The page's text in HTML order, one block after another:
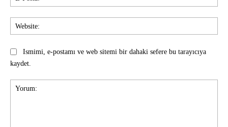
Ismimi, e-postamı ve web sitemi bir dahaki sefere bu tarayıcıya
kaydet.